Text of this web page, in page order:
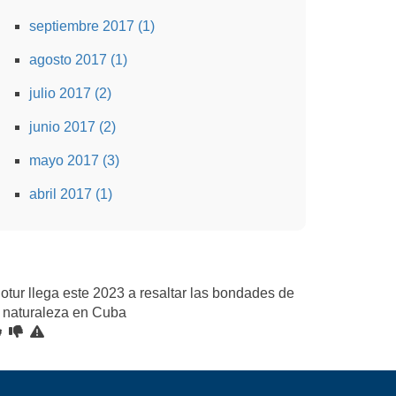
septiembre 2017 (1)
agosto 2017 (1)
julio 2017 (2)
junio 2017 (2)
mayo 2017 (3)
abril 2017 (1)
llega este 2023 a resaltar las bondades de
naturaleza en Cuba